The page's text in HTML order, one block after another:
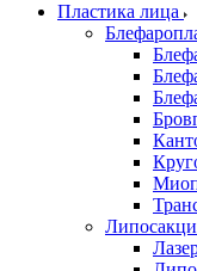
Пластика лица